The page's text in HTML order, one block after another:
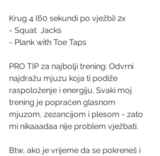
Krug 4 (60 sekundi po vježbi) 2x
- Squat  Jacks
- Plank with Toe Taps
PRO TIP za najbolji trening: Odvrni
najdražu mjuzu koja ti podiže
raspoloženje i energiju. Svaki moj
trening je popraćen glasnom
mjuzom, zezancijom i plesom - zato
mi nikaaadaa nije problem vježbati.
Btw, ako je vrijeme da se pokreneš i